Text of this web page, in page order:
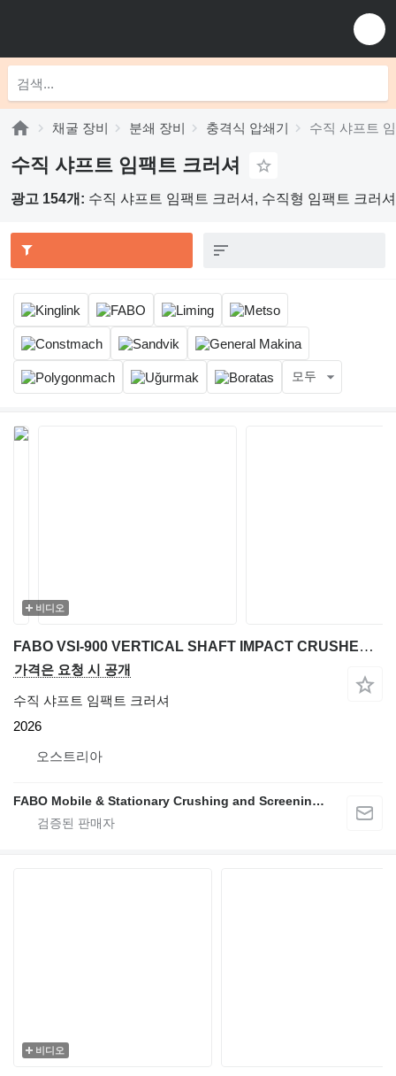
채굴 장비 분쇄 장비 충격식 압쇄기 수직 샤프트
수직 샤프트 임팩트 크러셔
광고 154개: 수직 샤프트 임팩트 크러셔, 수직형 임팩트 크러
모두
비디오
FABO VSI-900 VERTICAL SHAFT IMPACT CRUSHER | SAND MACHINE 300 TPH
가격은 요청 시 공개
수직 샤프트 임팩트 크러셔
2026
오스트리아
FABO Mobile & Stationary Crushing and Screening Plants | Concrete Batching Plants Manufacturer
비디오